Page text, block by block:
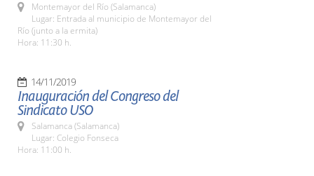
Montemayor del Río (Salamanca)
Lugar: Entrada al municipio de Montemayor del
Río (junto a la ermita)
Hora: 11:30 h.
14/11/2019
Inauguración del Congreso del
Sindicato USO
Salamanca (Salamanca)
Lugar: Colegio Fonseca
Hora: 11:00 h.